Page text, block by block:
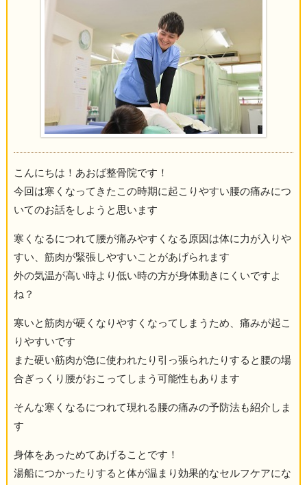
▼
こんにちは！あおば整骨院です！
今回は寒くなってきたこの時期に起こりやすい腰の痛みにつ
いてのお話をしようと思います
寒くなるにつれて腰が痛みやすくなる原因は体に力が入りや
すい、筋肉が緊張しやすいことがあげられます
外の気温が高い時より低い時の方が身体動きにくいですよ
ね？
寒いと筋肉が硬くなりやすくなってしまうため、痛みが起こ
りやすいです
また硬い筋肉が急に使われたり引っ張られたりすると腰の場
合ぎっくり腰がおこってしまう可能性もあります
そんな寒くなるにつれて現れる腰の痛みの予防法も紹介しま
す
身体をあっためてあげることです！
湯船につかったりすると体が温まり効果的なセルフケアにな